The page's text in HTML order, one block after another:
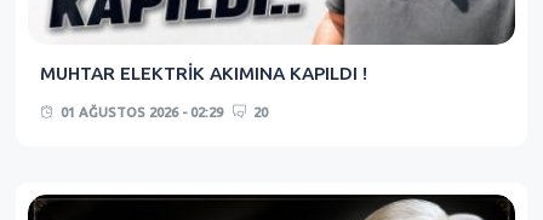
MUHTAR ELEKTRİK AKIMINA KAPILDI !
01 AĞUSTOS 2026 - 02:29 20